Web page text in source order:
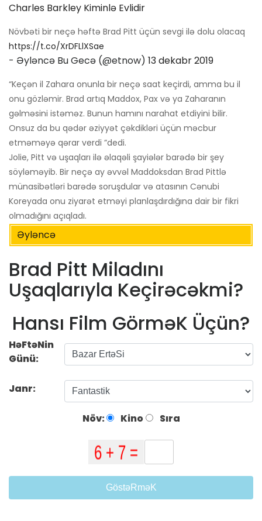
Charles Barkley Kiminlə Evlidir
Növbəti bir neçə həftə Brad Pitt üçün sevgi ilə dolu olacaq
https://t.co/XrDFLlXSae
- Əyləncə Bu Gecə (@etnow) 13 dekabr 2019
“Keçən il Zahara onunla bir neçə saat keçirdi, amma bu il
onu gözləmir. Brad artıq Maddox, Pax və ya Zaharanın
gəlməsini istəməz. Bunun hamını narahat etdiyini bilir.
Onsuz da bu qədər əziyyət çəkdikləri üçün məcbur
etməməyə qərar verdi ”dedi.
Jolie, Pitt və uşaqları ilə əlaqəli şayiələr barədə bir şey
söyləməyib. Bir neçə ay əvvəl Maddoksdan Brad Pittlə
münasibətləri barədə soruşdular və atasının Cənubi
Koreyada onu ziyarət etməyi planlaşdırdığına dair bir fikri
olmadığını açıqladı.
Əyləncə
Brad Pitt Miladını
Uşaqlarıyla Keçirəcəkmi?
Hansı Film GörməK Üçün?
HəFtəNin
Günü:
Janr:
Növ: Kino Sıra
GöstəRməK